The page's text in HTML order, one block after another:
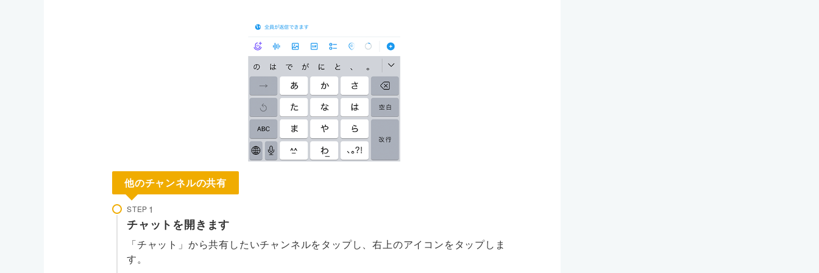
他のチャンネルの共有
STEP
チャットを開きます
「チャット」から共有したいチャンネルをタップし、右上のアイコンをタップしま
す。